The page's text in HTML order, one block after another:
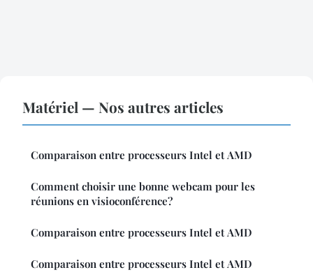
Matériel — Nos autres articles
Comparaison entre processeurs Intel et AMD
Comment choisir une bonne webcam pour les
réunions en visioconférence?
Comparaison entre processeurs Intel et AMD
Comparaison entre processeurs Intel et AMD